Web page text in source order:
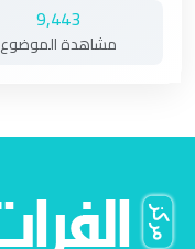
9,443
مشاهدة الموضوع